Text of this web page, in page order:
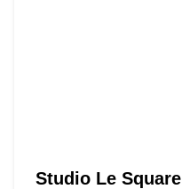
Studio Le Square